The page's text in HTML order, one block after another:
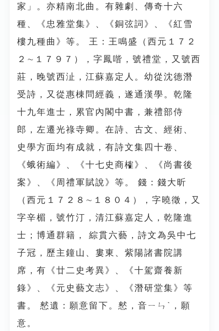
家」。亦精南北曲。有雜劇、傳奇十六
種、《忠雅堂集》、《銅弦詞》、《紅雪
樓九種曲》等。 王：王鳴盛（西元１７２
２∼１７９７），字鳳喈，號禮堂，又號西
莊，晚號西沚，江蘇嘉定人。幼從沈德潛
受詩，又從惠棟問經義，遂通漢學。乾隆
十九年進士，累官內閣中書，兼禮部侍
郎，左遷光祿寺卿。在詩、古文、經術、
史學方面均有成就，有詩文集四十卷、
《蛾術編》、《十七史商榷》、《尚書後
案》、《周禮軍賦說》等。 錢：錢大昕
（西元１７２８∼１８０４），字曉徵，又
字辛楣，號竹汀，清江蘇嘉定人，乾隆進
士；博通群籍， 綜貫六藝，詩文為吳中七
子冠，歷主鐘山、婁東、紫陽諸書院講
席，有《廿二史考異》、《十駕齋養新
錄》、《元史藝文志》、《潛研堂集》等
書。 憖遺：願意留下。憖，音ㄧㄣˋ，願
意。